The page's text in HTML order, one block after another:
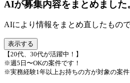
AIが募集内容をまとめました
AIにより情報をまとめ直したもの
表示する
【20代、30代が活躍中！】
※週5日〜OKの案件です！
※実務経験1年以上お持ちの方が対象の案件